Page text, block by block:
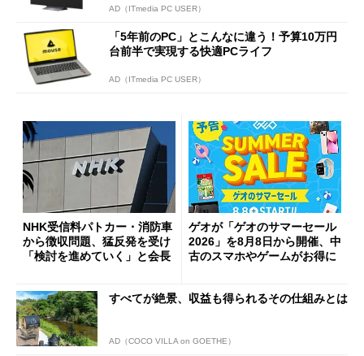
AD（ITmedia PC USER）
「5年前のPC」とこんなに違う！予算10万円
台前半で実現する快適PCライフ
AD（ITmedia PC USER）
NHK受信料パトカー・消防車
から徴収問題、猛反発を受け
「検討を進めていく」と会長
ゲオが「ゲオのサマーセール
2026」を8月8日から開催、中
古のスマホやゲームがお得に
すべてが絶景、収益も得られるその仕組みとは
AD（COCO VILLA on GOETHE）